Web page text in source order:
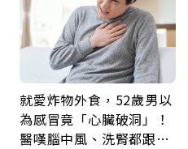
就愛炸物外食，52歲男以
為感冒竟「心臟破洞」！
醫嘆腦中風、洗腎都跟它